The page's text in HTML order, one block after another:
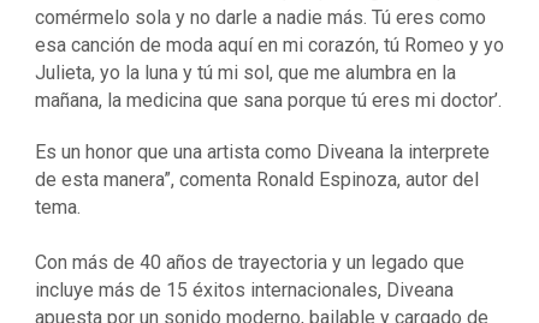
comérmelo sola y no darle a nadie más. Tú eres como
esa canción de moda aquí en mi corazón, tú Romeo y yo
Julieta, yo la luna y tú mi sol, que me alumbra en la
mañana, la medicina que sana porque tú eres mi doctor’.
Es un honor que una artista como Diveana la interprete
de esta manera”, comenta Ronald Espinoza, autor del
tema.
Con más de 40 años de trayectoria y un legado que
incluye más de 15 éxitos internacionales, Diveana
apuesta por un sonido moderno, bailable y cargado de